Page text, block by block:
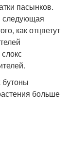
пасынков.
следующая
как отцветут
бутоны
больше